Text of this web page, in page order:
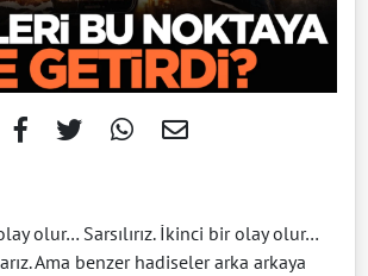
olur… Sarsılırız. İkinci bir olay olur…
Ama benzer hadiseler arka arkaya